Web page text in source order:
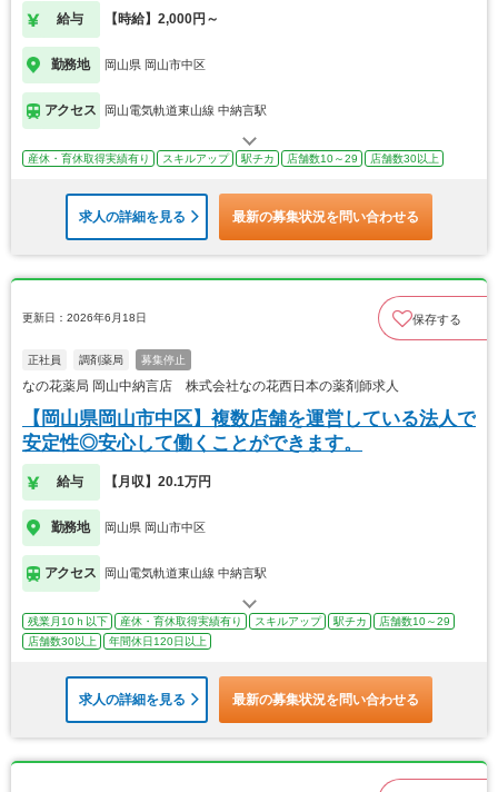
給与 【時給】2,000円～
勤務地 岡山県 岡山市中区
アクセス 岡山電気軌道東山線 中納言駅
産休・育休取得実績有り スキルアップ 駅チカ 店舗数10～29 店舗数30以上
求人の詳細を見る 最新の募集状況を問い合わせる
更新日：2026年6月18日 保存する
正社員 調剤薬局 募集停止
なの花薬局 岡山中納言店 株式会社なの花西日本の薬剤師求人
【岡山県岡山市中区】複数店舗を運営している法人で
安定性◎安心して働くことができます。
給与 【月収】20.1万円
勤務地 岡山県 岡山市中区
アクセス 岡山電気軌道東山線 中納言駅
残業月10ｈ以下 産休・育休取得実績有り スキルアップ 駅チカ
店舗数10～29
店舗数30以上
年間休日120日以上
求人の詳細を見る 最新の募集状況を問い合わせる